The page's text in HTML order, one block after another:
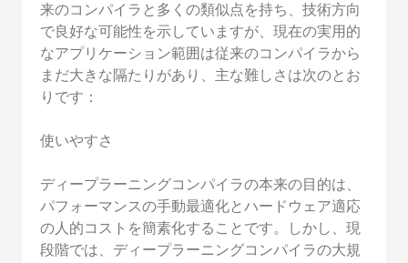
来のコンパイラと多くの類似点を持ち、技術方向
で良好な可能性を示していますが、現在の実用的
なアプリケーション範囲は従来のコンパイラから
まだ大きな隔たりがあり、主な難しさは次のとお
りです：
使いやすさ
ディープラーニングコンパイラの本来の目的は、
パフォーマンスの手動最適化とハードウェア適応
の人的コストを簡素化することです。しかし、現
段階では、ディープラーニングコンパイラの大規